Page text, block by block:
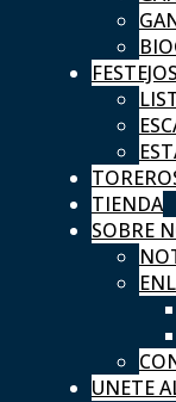
FESTEJOS
TIENDA
SOBRE
UNETE